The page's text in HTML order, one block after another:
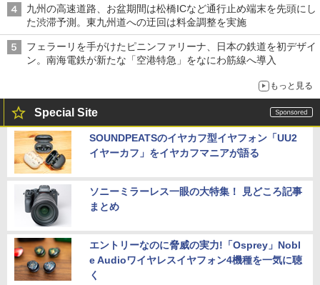
九州の高速道路、お盆期間は松橋ICなど通行止め端末を先頭にし
た渋滞予測。東九州道への迂回は料金調整を実施
フェラーリを手がけたピニンファリーナ、日本の鉄道を初デザイ
ン。南海電鉄が新たな「空港特急」をなにわ筋線へ導入
もっと見る
Special Site
SOUNDPEATSのイヤカフ型イヤフォン「UU2
イヤーカフ」をイヤカフマニアが語る
ソニーミラーレス一眼の大特集！ 見どころ記事
まとめ
エントリーなのに脅威の実力!「Osprey」Nobl
e Audioワイヤレスイヤフォン4機種を一気に聴
く